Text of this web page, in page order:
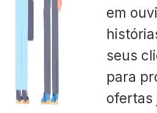
em
seus
para
ofertas